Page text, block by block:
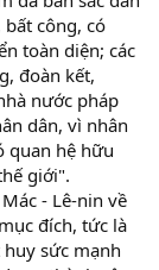
công, có
toàn diện; các
đoàn kết,
nước pháp
dân, vì nhân
quan hệ hữu
giới".
- Lê-nin về
đích, tức là
sức mạnh